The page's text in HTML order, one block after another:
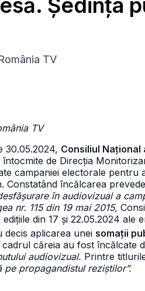
Ședința
TV
TV
30.05.2024, Consiliul Național
întocmite de Direcția
campaniei electorale
Constatând încălcarea
în audiovizual a
nr. 115 din 19 mai 2015,
din 17 și 22.05.2024 ale
decis aplicarea unei somații
căreia au fost încălcate
audiovizual. Printre
propagandistul reziștilor”.